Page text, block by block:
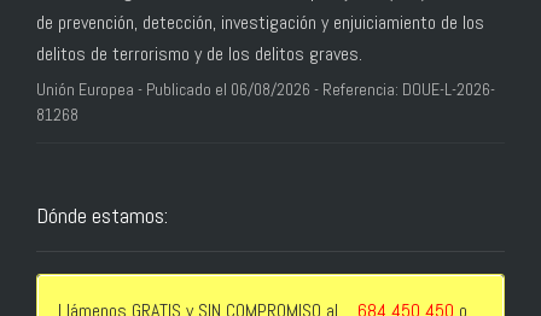
de prevención, detección, investigación y enjuiciamiento de los
delitos de terrorismo y de los delitos graves.
Unión Europea - Publicado el 06/08/2026 - Referencia: DOUE-L-2026-
81268
Dónde estamos:
Llámenos GRATIS y SIN COMPROMISO al 684 450 450 o